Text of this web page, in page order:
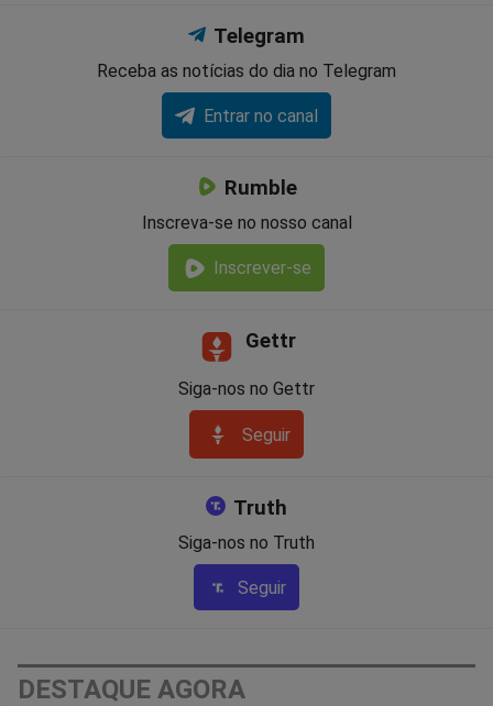
Telegram
Receba as notícias do dia no Telegram
Entrar no canal
Rumble
Inscreva-se no nosso canal
Inscrever-se
Gettr
Siga-nos no Gettr
Seguir
Truth
Siga-nos no Truth
Seguir
DESTAQUE AGORA